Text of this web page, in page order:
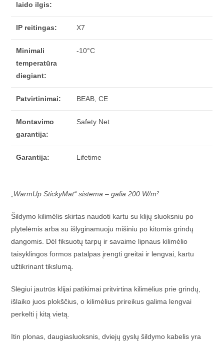
laido ilgis:
IP reitingas: X7
Minimali
temperatūra
diegiant:
-10°C
Patvirtinimai: BEAB, CE
Montavimo
garantija:
Safety Net
Garantija: Lifetime
„WarmUp StickyMat“ sistema – galia 200 W/m²
Šildymo kilimėlis skirtas naudoti kartu su klijų sluoksniu po
plytelėmis arba su išlyginamuoju mišiniu po kitomis grindų
dangomis. Dėl fiksuotų tarpų ir savaime lipnaus kilimėlio
taisyklingos formos patalpas įrengti greitai ir lengvai, kartu
užtikrinant tikslumą.
Slėgiui jautrūs klijai patikimai pritvirtina kilimėlius prie grindų,
išlaiko juos plokščius, o kilimėlius prireikus galima lengvai
perkelti į kitą vietą.
Itin plonas, daugiasluoksnis, dviejų gyslų šildymo kabelis yra